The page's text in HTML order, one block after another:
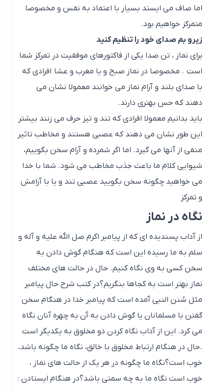
اما صاف می ایستد بسیار با اعتماد به نفس و مخصوصا
متمرکز خواهیم بود.
زیرو بم صدای خود را تنظیم کنید
برای نماز ، تن صدا یکی از فاکتورهای موفقیت در تمرکز شما
است . مخصوصا در نماز صبح و یا مغرب و عشا افرادی که
با صدای بلند و آرام نماز می خوانند معمولا نشان می
دهند که حس بهتری دارند.
باید بدانیم معمولا افرادی که تند و تیز حرف می زنند بیشتر
این طور نشان می دهند که عصبی هستند و مخاطب تاثیر
منفی از آنها می گیرد. اما اگر شمرده و آرام سخن بگوییم،
شیوایی کلام ما باعث جذب مخاطب می شود. شما با خدا
می خواهید چگونه سخن بگویید عصبی تند و یا با آرامش
و تمرکز
نگاه در نماز
از آداب پسندیده ای که از پیامبر اکرم صل الله علیه و آله و
سلم به ما رسیده این است که هنگام گوش دادن به
سخن کسی به وی نگاه کنیم. حال در حالت های مختلف
نماز بهتر است به کجاها بنگریم؟در کتب شرح حال پیامبر
مثل سُنن النبی آمده است که پیامبر خدا در هنگام سخن
گفتن با مسلمانان یا گوش دادن به آن به چهره آنان نگاه
می کرد. این از آداب نگاه کردن دو مخلوق به یکدیگر است
.حال در هنگام ارتباط مخلوق با خالق، نگاه ما چگونه باشد،
خوب است؟نگاه ما چگونه در هر یک از حالت های نماز ،
خوب است نگاه ما به چه سمتی باشد؟در هنگام ایستادن :